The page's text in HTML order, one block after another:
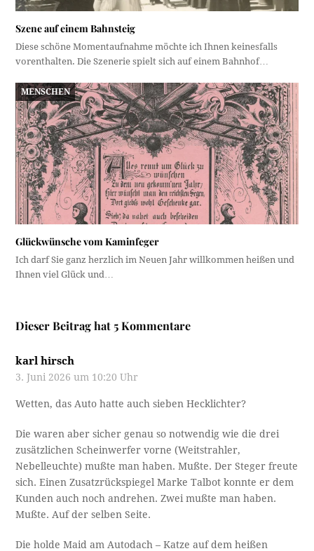
Szene auf einem Bahnsteig
Diese schöne Momentaufnahme möchte ich Ihnen keinesfalls
vorenthalten. Die Szenerie spielt sich auf einem Bahnhof…
MENSCHEN
Glückwünsche vom Kaminfeger
Ich darf Sie ganz herzlich im Neuen Jahr willkommen heißen und
Ihnen viel Glück und…
Dieser Beitrag hat 5 Kommentare
karl hirsch
3. Juni 2026 um 10:20 Uhr
Wetten, das Auto hatte auch sieben Hecklichter?
Die waren aber sicher genau so notwendig wie die drei
zusätzlichen Scheinwerfer vorne (Weitstrahler,
Nebelleuchte) mußte man haben. Mußte. Der Steger freute
sich. Einen Zusatzrückspiegel Marke Talbot konnte er dem
Kunden auch noch andrehen. Zwei mußte man haben.
Mußte. Auf der selben Seite.
Die holde Maid am Autodach – Katze auf dem heißen